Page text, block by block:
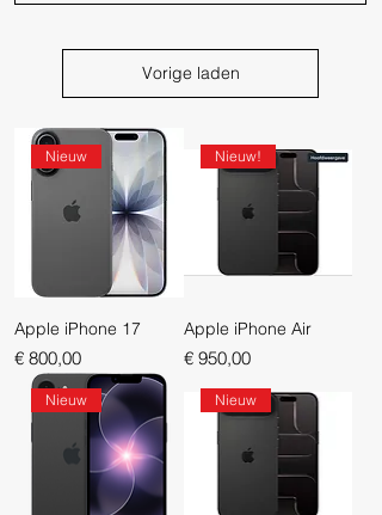
Vorige laden
Nieuw
Apple iPhone 17
Prijs
€ 800,00
Nieuw!
Apple iPhone Air
Prijs
€ 950,00
Nieuw Nieuw